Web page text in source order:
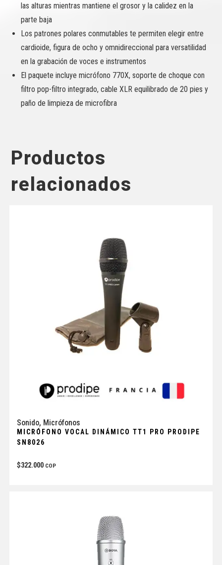
las alturas mientras mantiene el grosor y la calidez en la
parte baja
Los patrones polares conmutables te permiten elegir entre
cardioide, figura de ocho y omnidireccional para versatilidad
en la grabación de voces e instrumentos
El paquete incluye micrófono 770X, soporte de choque con
filtro pop-filtro integrado, cable XLR equilibrado de 20 pies y
paño de limpieza de microfibra
Productos
relacionados
Sonido, Micrófonos
MICRÓFONO VOCAL DINÁMICO TT1 PRO PRODIPE
SN8026
$322.000 COP